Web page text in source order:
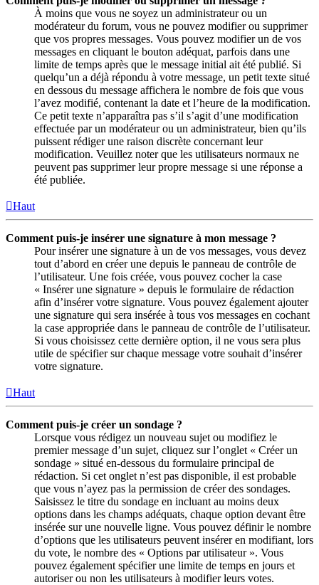
À moins que vous ne soyez un administrateur ou un
modérateur du forum, vous ne pouvez modifier ou supprimer
que vos propres messages. Vous pouvez modifier un de vos
messages en cliquant le bouton adéquat, parfois dans une
limite de temps après que le message initial ait été publié. Si
quelqu’un a déjà répondu à votre message, un petit texte situé
en dessous du message affichera le nombre de fois que vous
l’avez modifié, contenant la date et l’heure de la modification.
Ce petit texte n’apparaîtra pas s’il s’agit d’une modification
effectuée par un modérateur ou un administrateur, bien qu’ils
puissent rédiger une raison discrète concernant leur
modification. Veuillez noter que les utilisateurs normaux ne
peuvent pas supprimer leur propre message si une réponse a
été publiée.
Haut
Comment puis-je insérer une signature à mon message ?
Pour insérer une signature à un de vos messages, vous devez
tout d’abord en créer une depuis le panneau de contrôle de
l’utilisateur. Une fois créée, vous pouvez cocher la case
« Insérer une signature » depuis le formulaire de rédaction
afin d’insérer votre signature. Vous pouvez également ajouter
une signature qui sera insérée à tous vos messages en cochant
la case appropriée dans le panneau de contrôle de l’utilisateur.
Si vous choisissez cette dernière option, il ne vous sera plus
utile de spécifier sur chaque message votre souhait d’insérer
votre signature.
Haut
Comment puis-je créer un sondage ?
Lorsque vous rédigez un nouveau sujet ou modifiez le
premier message d’un sujet, cliquez sur l’onglet « Créer un
sondage » situé en-dessous du formulaire principal de
rédaction. Si cet onglet n’est pas disponible, il est probable
que vous n’ayez pas la permission de créer des sondages.
Saisissez le titre du sondage en incluant au moins deux
options dans les champs adéquats, chaque option devant être
insérée sur une nouvelle ligne. Vous pouvez définir le nombre
d’options que les utilisateurs peuvent insérer en modifiant, lors
du vote, le nombre des « Options par utilisateur ». Vous
pouvez également spécifier une limite de temps en jours et
autoriser ou non les utilisateurs à modifier leurs votes.